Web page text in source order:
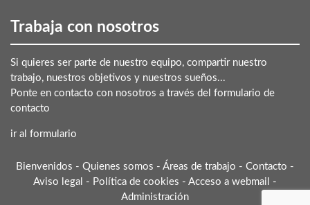
Trabaja con nosotros
Si quieres ser parte de nuestro equipo, compartir nuestro
trabajo, nuestros objetivos y nuestros sueños...
Ponte en contacto con nosotros a través del formulario de
contacto
ir al formulario
Bienvenidos - Quienes somos - Áreas de trabajo - Contacto -
Aviso legal - Política de cookies - Acceso a webmail
-
Administración